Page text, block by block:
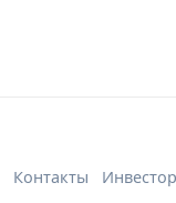
Контакты